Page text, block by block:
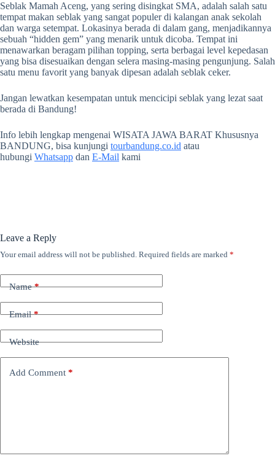
Seblak Mamah Aceng, yang sering disingkat SMA, adalah salah satu
tempat makan seblak yang sangat populer di kalangan anak sekolah
dan warga setempat. Lokasinya berada di dalam gang, menjadikannya
sebuah “hidden gem” yang menarik untuk dicoba. Tempat ini
menawarkan beragam pilihan topping, serta berbagai level kepedasan
yang bisa disesuaikan dengan selera masing-masing pengunjung. Salah
satu menu favorit yang banyak dipesan adalah seblak ceker.
Jangan lewatkan kesempatan untuk mencicipi seblak yang lezat saat
berada di Bandung!
Info lebih lengkap mengenai WISATA JAWA BARAT Khususnya
BANDUNG, bisa kunjungi tourbandung.co.id atau
hubungi Whatsapp dan E-Mail kami
Leave a Reply
Your email address will not be published. Required fields are marked *
Name*
Email*
Website
Add Comment *